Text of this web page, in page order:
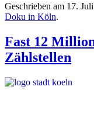
Geschrieben am 17.
Doku in Köln.
Fast 12
Zählstellen